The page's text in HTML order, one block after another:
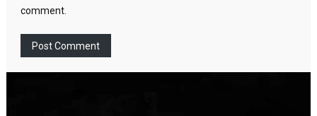
comment.